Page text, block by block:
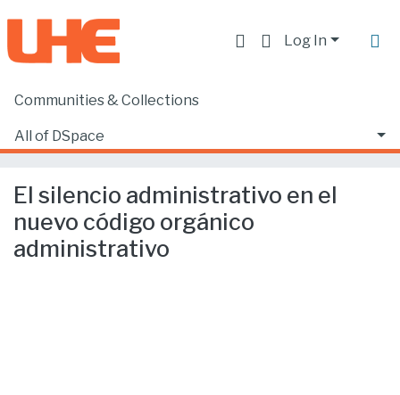
Log In
Communities & Collections
All of DSpace
Home
Facultad de Derecho
El silencio administrativo en el nuevo código orgánico administrativo
El silencio administrativo en el
nuevo código orgánico
administrativo